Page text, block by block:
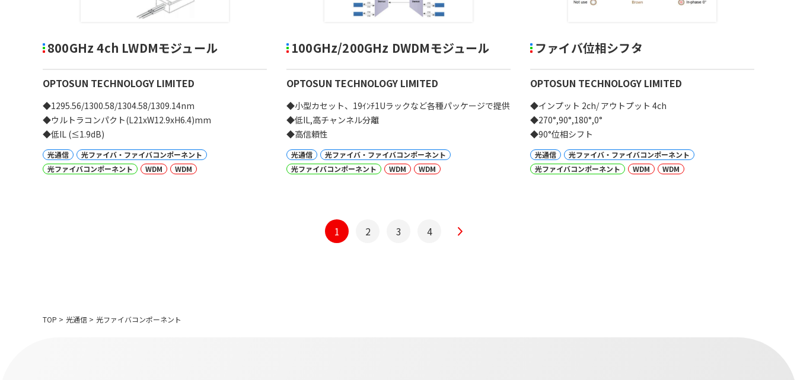
800GHz 4ch LWDMモジュール
OPTOSUN TECHNOLOGY LIMITED
◆1295.56/1300.58/1304.58/1309.14nm
◆ウルトラコンパクト(L21xW12.9xH6.4)mm
◆低IL (≤1.9dB)
光通信
光ファイバ・ファイバコンポーネント
光ファイバコンポーネント
WDM WDM
100GHz/200GHz DWDMモジュール
OPTOSUN TECHNOLOGY LIMITED
◆小型カセット、19ｲﾝﾁ1Uラックなど各種パッケージで提供
◆低IL,高チャンネル分離
◆高信頼性
光通信
光ファイバ・ファイバコンポーネント
光ファイバコンポーネント
WDM WDM
ファイバ位相シフタ
OPTOSUN TECHNOLOGY LIMITED
◆インプット 2ch/ アウトプット 4ch
◆270°,90°,180°,0°
◆90°位相シフト
光通信
光ファイバ・ファイバコンポーネント
光ファイバコンポーネント
WDM WDM
1 2 3 4
TOP > 光通信 > 光ファイバコンポーネント